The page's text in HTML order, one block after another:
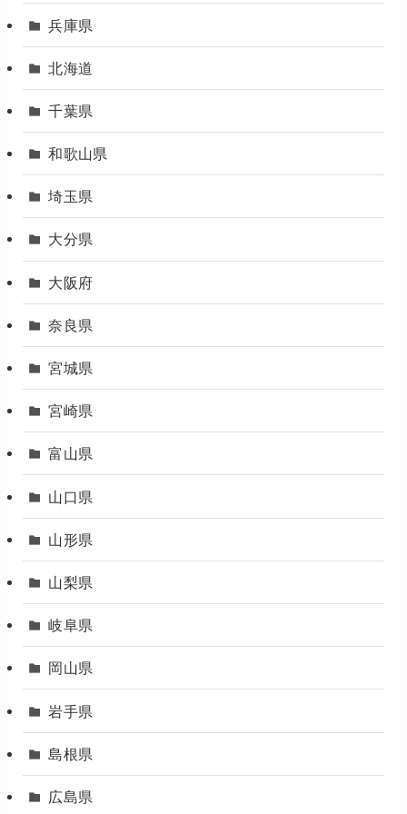
兵庫県
北海道
千葉県
和歌山県
埼玉県
大分県
大阪府
奈良県
宮城県
宮崎県
富山県
山口県
山形県
山梨県
岐阜県
岡山県
岩手県
島根県
広島県